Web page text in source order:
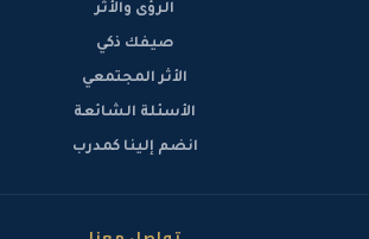
الرؤى والأثر
صيفك ذكي
الأثر المجتمعي
الأسئلة الشائعة
انضم إلينا كمدرب